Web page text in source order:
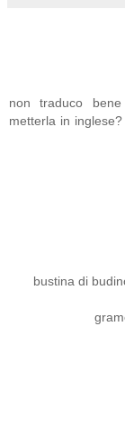
non traduco
metterla in